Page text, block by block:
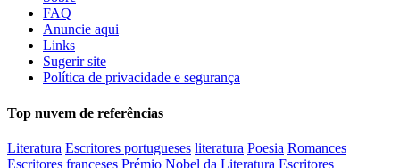
FAQ
Anuncie aqui
Links
Sugerir site
Política de privacidade e segurança
Top nuvem de referências
Literatura Escritores portugueses literatura Poesia Romances
Escritores franceses Prémio Nobel da Literatura Escritores